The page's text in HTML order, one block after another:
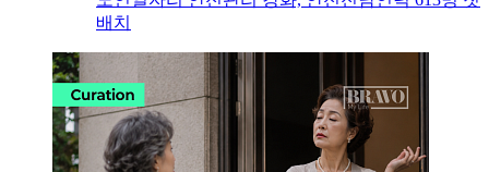
배치